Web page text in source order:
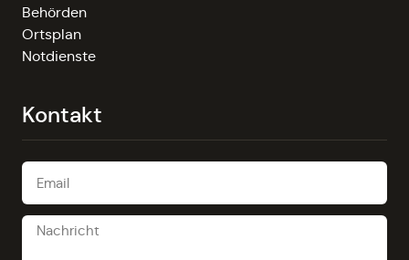
Behörden
Ortsplan
Notdienste
Kontakt